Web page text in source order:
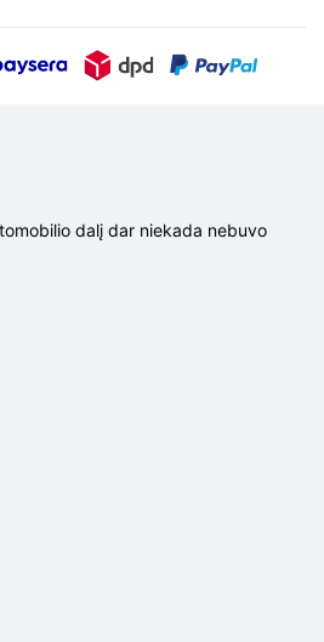
dalį dar niekada nebuvo